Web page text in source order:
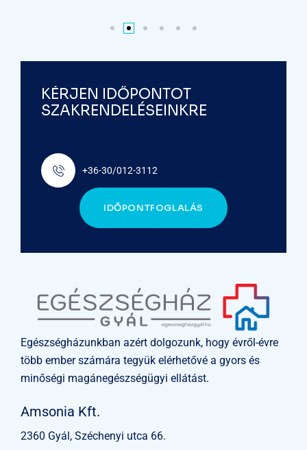
KÉRJEN IDŐPONTOT
SZAKRENDELÉSEINKRE
+36-30/012-3112
IDŐPONTFOGLALÁS
Egészségházunkban azért dolgozunk, hogy évről-évre
több ember számára tegyük elérhetővé a gyors és
minőségi magánegészségügyi ellátást.
Amsonia Kft.
2360 Gyál, Széchenyi utca 66.